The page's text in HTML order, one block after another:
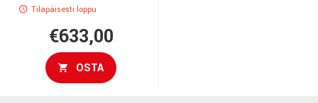
Tilapäisesti loppu
€633,00
OSTA